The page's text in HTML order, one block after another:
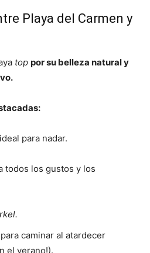
Playa del Carmen y
top por su belleza natural y
para nadar.
todos los gustos y los
caminar al atardecer
el verano!).